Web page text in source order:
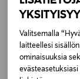
Valitsemalla
laitteellesi
ominaisuuksia
Valmistajan
Stockholm,
Digitaalinen
LISÄÄ